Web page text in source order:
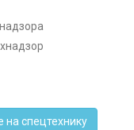
на спецтехнику